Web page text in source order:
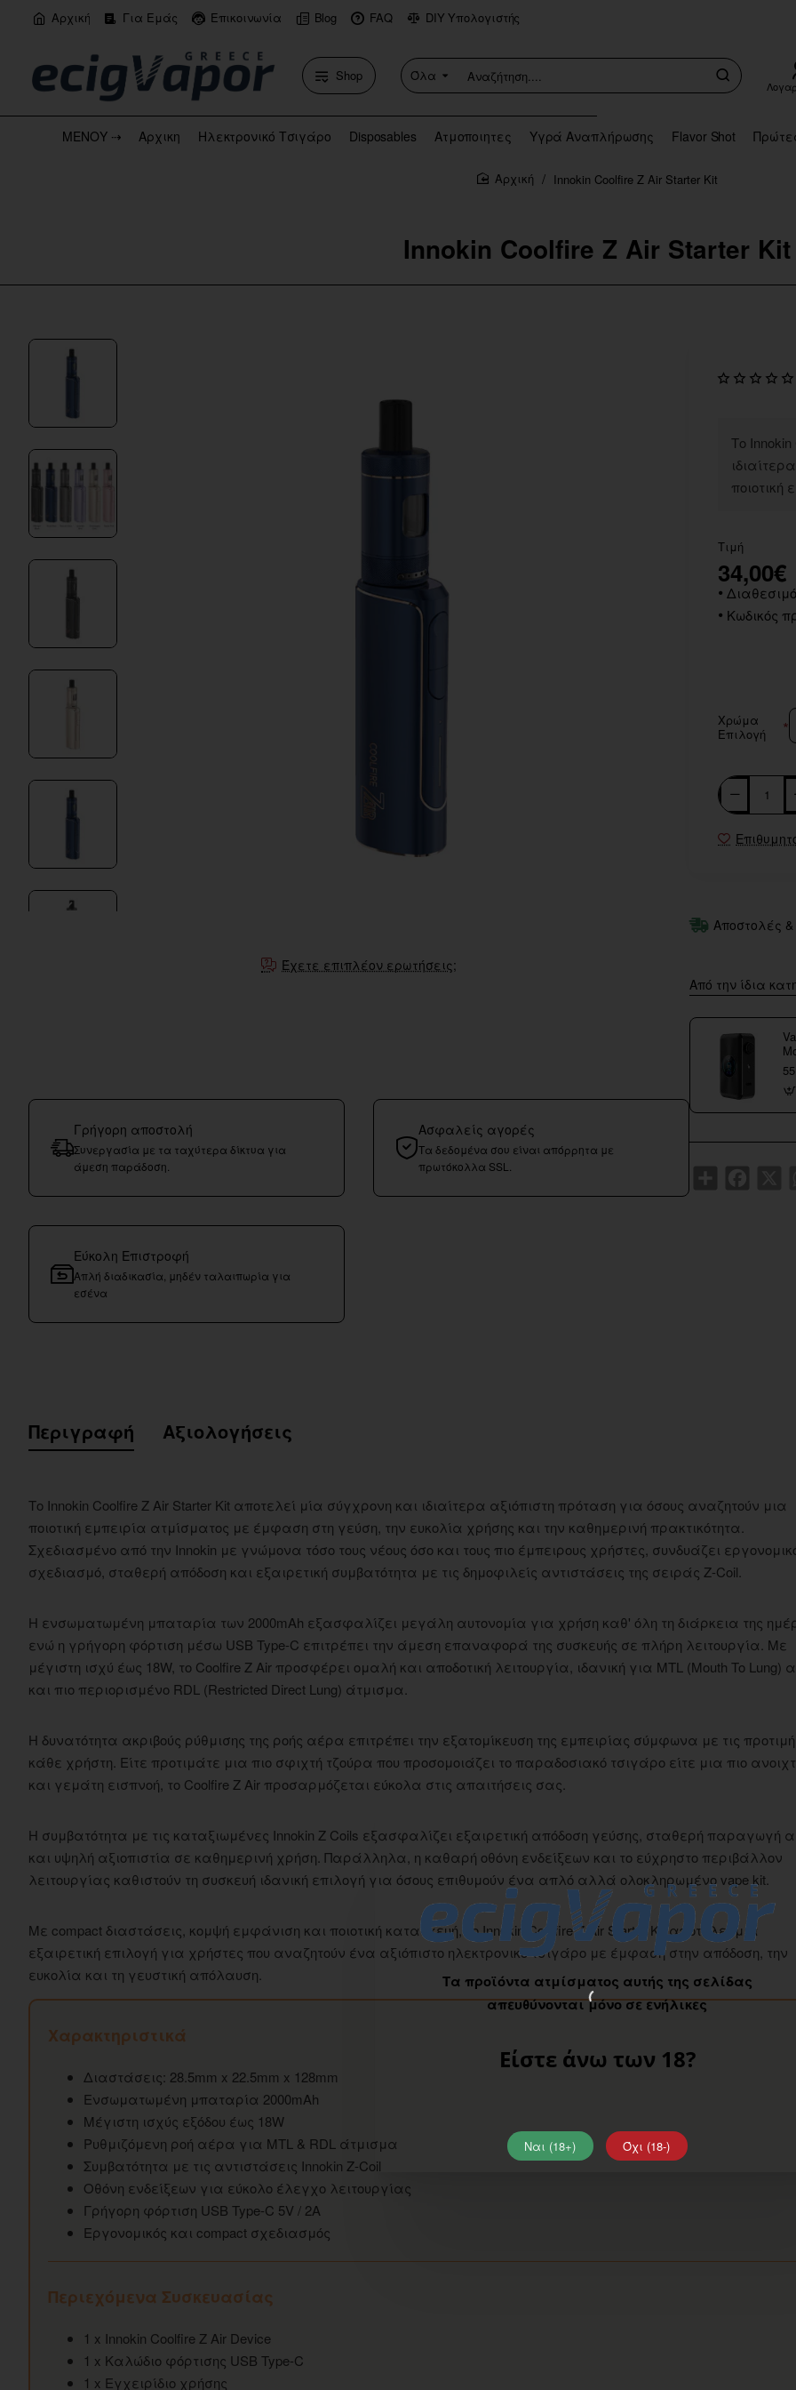
Τα προϊόντα ατμίσματος αυτής της σελίδας
απευθύνονται μόνο σε ενήλικες
Είστε άνω των 18?
Ναι (18+) Όχι (18-)
Αρχική Για Εμάς Επικοινωνία Blog FAQ DIY Υπολογιστής
Shop Όλα
Αναζήτηση....
ΜΕΝΟΥ ⇢ Αρχικη Ηλεκτρονικό Τσιγάρο Disposables Ατμοποιητες Υγρά Αναπλήρωσης Flavor Shot
Innokin Coolfire Z Air Starter Kit
home
Innokin Coolfire Z Air Starter Kit
Έχετε επιπλέον ερωτήσεις;
Γρήγορη αποστολή
Συνεργασία με τα ταχύτερα δίκτυα για
άμεση παράδοση.
Ασφαλείς αγορές
Τα δεδομένα σου είναι απόρρητα με
πρωτόκολλα SSL.
Εύκολη Επιστροφή
Απλή διαδικασία, μηδέν ταλαιπωρία για
εσένα
Το
Τιμή
34,00€
Κωδικός
Χρώμα
Επιλογή
Αποστολές
Από την ίδια
Περιγραφή Αξιολογήσεις
Το Innokin Coolfire Z Air Starter Kit αποτελεί μία σύγχρονη και ιδιαίτερα αξιόπιστη πρόταση για όσους αναζητούν μια
ποιοτική εμπειρία ατμίσματος με έμφαση στη γεύση, την ευκολία χρήσης και την καθημερινή πρακτικότητα.
Σχεδιασμένο από την Innokin με γνώμονα τόσο τους νέους όσο και τους πιο έμπειρους χρήστες, συνδυάζει
σχεδιασμό, σταθερή απόδοση και εξαιρετική συμβατότητα με τις δημοφιλείς αντιστάσεις της σειράς Z-Coil.
Η ενσωματωμένη μπαταρία των 2000mAh εξασφαλίζει μεγάλη αυτονομία για χρήση καθ' όλη τη διάρκεια της
ενώ η γρήγορη φόρτιση μέσω USB Type-C επιτρέπει την άμεση επαναφορά της συσκευής σε πλήρη λειτουργία. Με
μέγιστη ισχύ έως 18W, το Coolfire Z Air προσφέρει ομαλή και αποδοτική λειτουργία, ιδανική για MTL (Mouth To Lung)
και πιο περιορισμένο RDL (Restricted Direct Lung) άτμισμα.
Η δυνατότητα ακριβούς ρύθμισης της ροής αέρα επιτρέπει την εξατομίκευση της εμπειρίας σύμφωνα με τις
κάθε χρήστη. Είτε προτιμάτε μια πιο σφιχτή τζούρα που προσομοιάζει το παραδοσιακό τσιγάρο είτε μια πιο
και γεμάτη εισπνοή, το Coolfire Z Air προσαρμόζεται εύκολα στις απαιτήσεις σας.
Η συμβατότητα με τις καταξιωμένες Innokin Z Coils εξασφαλίζει εξαιρετική απόδοση γεύσης, σταθερή παραγωγή
και υψηλή αξιοπιστία σε καθημερινή χρήση. Παράλληλα, η καθαρή οθόνη ενδείξεων και το εύχρηστο περιβάλλον
λειτουργίας καθιστούν τη συσκευή ιδανική επιλογή για όσους επιθυμούν ένα απλό αλλά ολοκληρωμένο vape kit.
Με compact διαστάσεις, κομψή εμφάνιση και ποιοτική κατασκευή, το Innokin Coolfire Z Air Starter Kit αποτελεί μια
εξαιρετική επιλογή για χρήστες που αναζητούν ένα αξιόπιστο ηλεκτρονικό τσιγάρο με έμφαση στην απόδοση, την
ευκολία και τη γευστική απόλαυση.
Χαρακτηριστικά
Διαστάσεις: 28.5mm x 22.5mm x 128mm
Ενσωματωμένη μπαταρία 2000mAh
Μέγιστη ισχύς εξόδου έως 18W
Ρυθμιζόμενη ροή αέρα για MTL & RDL άτμισμα
Συμβατότητα με τις αντιστάσεις Innokin Z-Coil
Οθόνη ενδείξεων για εύκολο έλεγχο λειτουργίας
Γρήγορη φόρτιση USB Type-C 5V / 2A
Εργονομικός και compact σχεδιασμός
Περιεχόμενα Συσκευασίας
1 x Innokin Coolfire Z Air Device
1 x Καλώδιο φόρτισης USB Type-C
1 x Εγχειρίδιο χρήσης